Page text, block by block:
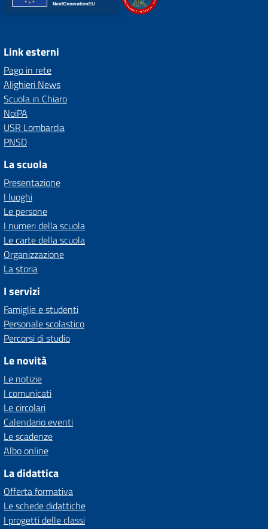
Link esterni
Pago in rete
Alighieri News
Scuola in Chiaro
NoiPA
USR Lombardia
PNSD
La scuola
Presentazione
I luoghi
Le persone
I numeri della scuola
Le carte della scuola
Organizzazione
La storia
I servizi
Famiglie e studenti
Personale scolastico
Percorsi di studio
Le novità
Le notizie
I comunicati
Le circolari
Calendario eventi
Le scadenze
Albo online
La didattica
Offerta formativa
Le schede didattiche
I progetti delle classi